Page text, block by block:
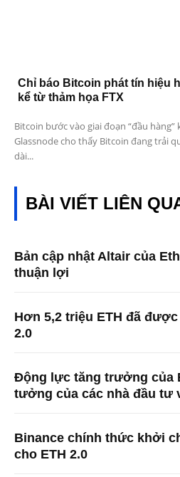
Chỉ báo Bitcoin phát tín hiệu
kể từ thảm họa FTX
Bitcoin bước vào giai đoạn “đầu
Glassnode cho thấy Bitcoin đang trải
dài...
BÀI VIẾT LIÊN
Bản cập nhật Altair của
thuận lợi
Hơn 5,2 triệu ETH đã
2.0
Động lực tăng trưởng của
tưởng của các nhà đầu tư
Binance chính thức khởi
cho ETH 2.0